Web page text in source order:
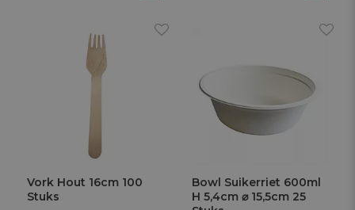
Vork Hout 16cm 100
Stuks
Bowl Suikerriet 600ml
H 5,4cm ⌀ 15,5cm 25